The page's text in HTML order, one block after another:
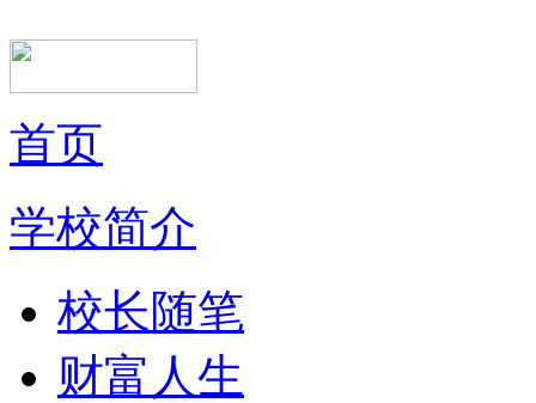
首页
学校简介
校长随笔
财富人生